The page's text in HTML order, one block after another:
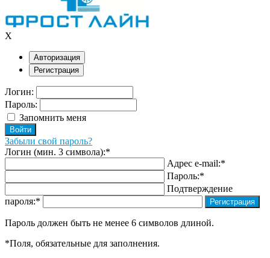
X
Авторизация
Регистрация
Логин:
Пароль:
Запомнить меня
Забыли свой пароль?
Логин (мин. 3 символа):*
Адрес e-mail:*
Пароль:*
Подтверждение
пароля:*
Пароль должен быть не менее 6 символов длиной.
*Поля, обязательные для заполнения.